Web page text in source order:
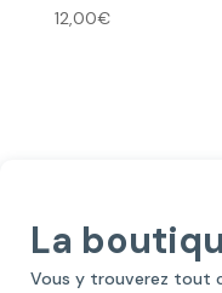
12,00€
La
Vous y trouverez tout